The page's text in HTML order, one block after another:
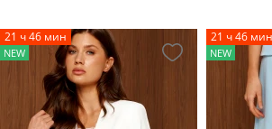
21 ч 46 мин
NEW
21 ч 46 мин
NEW